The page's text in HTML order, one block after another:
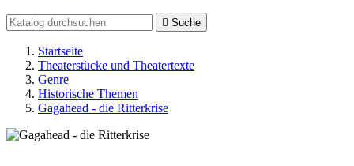
 Suche
Startseite
Theaterstücke und Theatertexte
Genre
Historische Themen
Gagahead - die Ritterkrise